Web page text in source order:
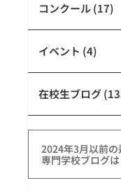
コンクール (17)
イベント (4)
在校生ブログ
2024年3月以前の
専門学校ブログ